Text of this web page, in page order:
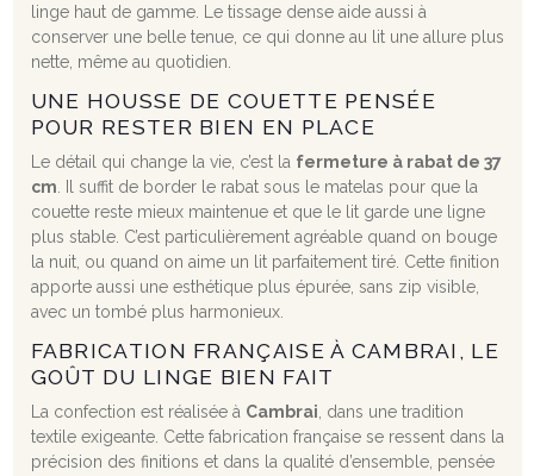
linge haut de gamme. Le tissage dense aide aussi à
conserver une belle tenue, ce qui donne au lit une allure plus
nette, même au quotidien.
UNE HOUSSE DE COUETTE PENSÉE
POUR RESTER BIEN EN PLACE
Le détail qui change la vie, c’est la fermeture à rabat de 37
cm . Il suffit de border le rabat sous le matelas pour que la
couette reste mieux maintenue et que le lit garde une ligne
plus stable. C’est particulièrement agréable quand on bouge
la nuit, ou quand on aime un lit parfaitement tiré. Cette finition
apporte aussi une esthétique plus épurée, sans zip visible,
avec un tombé plus harmonieux.
FABRICATION FRANÇAISE À CAMBRAI, LE
GOÛT DU LINGE BIEN FAIT
La confection est réalisée à Cambrai , dans une tradition
textile exigeante. Cette fabrication française se ressent dans la
précision des finitions et dans la qualité d’ensemble, pensée